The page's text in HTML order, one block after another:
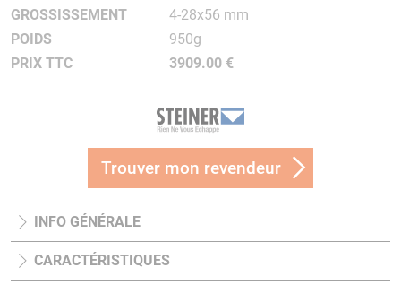
GROSSISSEMENT
4-28x56 mm
POIDS
950g
PRIX TTC
3909.00 €
Trouver mon revendeur
INFO GÉNÉRALE
CARACTÉRISTIQUES